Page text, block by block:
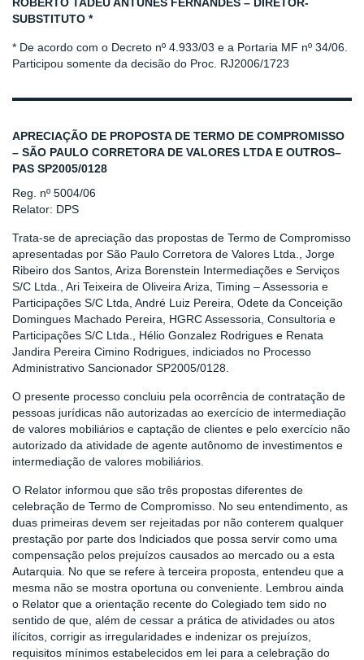
SUBSTITUTO *
* De acordo com o Decreto nº 4.933/03 e a Portaria MF nº 34/06.
Participou somente da decisão do Proc. RJ2006/1723
APRECIAÇÃO DE PROPOSTA DE TERMO DE COMPROMISSO
– SÃO PAULO CORRETORA DE VALORES LTDA E OUTROS–
PAS SP2005/0128
Reg. nº 5004/06
Relator: DPS
Trata-se de apreciação das propostas de Termo de Compromisso
apresentadas por São Paulo Corretora de Valores Ltda., Jorge
Ribeiro dos Santos, Ariza Borenstein Intermediações e Serviços
S/C Ltda., Ari Teixeira de Oliveira Ariza, Timing – Assessoria e
Participações S/C Ltda, André Luiz Pereira, Odete da Conceição
Domingues Machado Pereira, HGRC Assessoria, Consultoria e
Participações S/C Ltda., Hélio Gonzalez Rodrigues e Renata
Jandira Pereira Cimino Rodrigues, indiciados no Processo
Administrativo Sancionador SP2005/0128.
O presente processo concluiu pela ocorrência de contratação de
pessoas jurídicas não autorizadas ao exercício de intermediação
de valores mobiliários e captação de clientes e pelo exercício não
autorizado da atividade de agente autônomo de investimentos e
intermediação de valores mobiliários.
O Relator informou que são três propostas diferentes de
celebração de Termo de Compromisso. No seu entendimento, as
duas primeiras devem ser rejeitadas por não conterem qualquer
prestação por parte dos Indiciados que possa servir como uma
compensação pelos prejuízos causados ao mercado ou a esta
Autarquia. No que se refere à terceira proposta, entendeu que a
mesma não se mostra oportuna ou conveniente. Lembrou ainda
o Relator que a orientação recente do Colegiado tem sido no
sentido de que, além de cessar a prática de atividades ou atos
ilícitos, corrigir as irregularidades e indenizar os prejuízos,
requisitos mínimos estabelecidos em lei para a celebração do